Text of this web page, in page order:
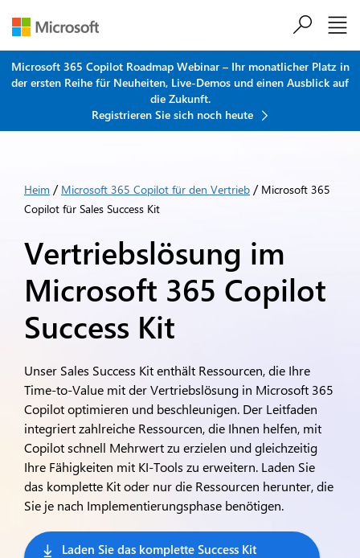
Microsoft 365 Copilot Roadmap Webinar – Ihr monatlicher Platz in
der ersten Reihe für Neuheiten, Live-Demos und einen Ausblick auf
die Zukunft.
Registrieren Sie sich noch heute
Heim / Microsoft 365 Copilot für den Vertrieb / Microsoft 365
Copilot für Sales Success Kit
Vertriebslösung im
Microsoft 365 Copilot
Success Kit
Unser Sales Success Kit enthält Ressourcen, die Ihre
Time-to-Value mit der Vertriebslösung in Microsoft 365
Copilot optimieren und beschleunigen. Der Leitfaden
integriert zahlreiche Ressourcen, die Ihnen helfen, mit
Copilot schnell Mehrwert zu erzielen und gleichzeitig
Ihre Fähigkeiten mit KI-Tools zu erweitern. Laden Sie
das komplette Kit oder nur die Ressourcen herunter, die
Sie je nach Implementierungsphase benötigen.
Laden Sie das komplette Success Kit